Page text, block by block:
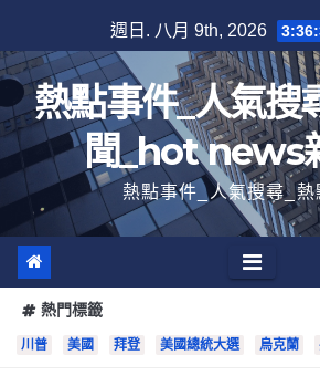
至
內
容
週日. 八月 9th, 2026
熱點事件_人氣搜
聞_hot news
熱點事件_人氣搜尋_熱
熱門標籤
川普 美國 拜登 美國總統大選 烏克蘭